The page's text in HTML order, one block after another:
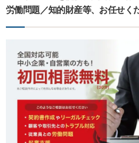
労働問題／知的財産等、お任せく